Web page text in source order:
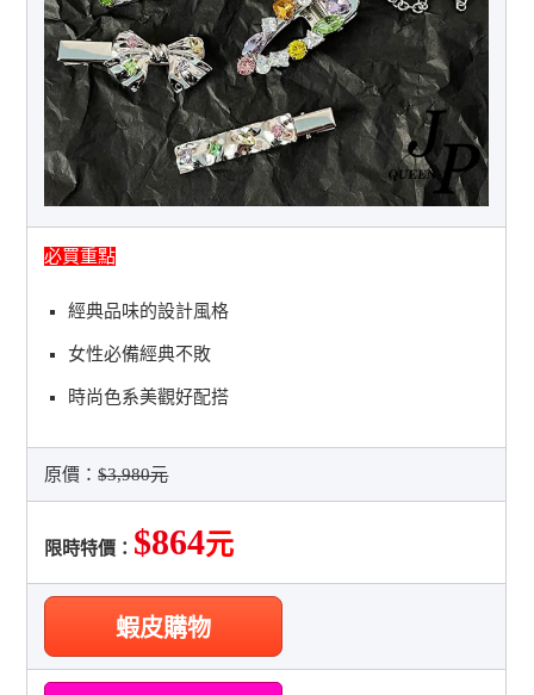
必買重點
經典品味的設計風格
女性必備經典不敗
時尚色系美觀好配搭
原價：$3,980元
限時特價： $864元
蝦皮購物